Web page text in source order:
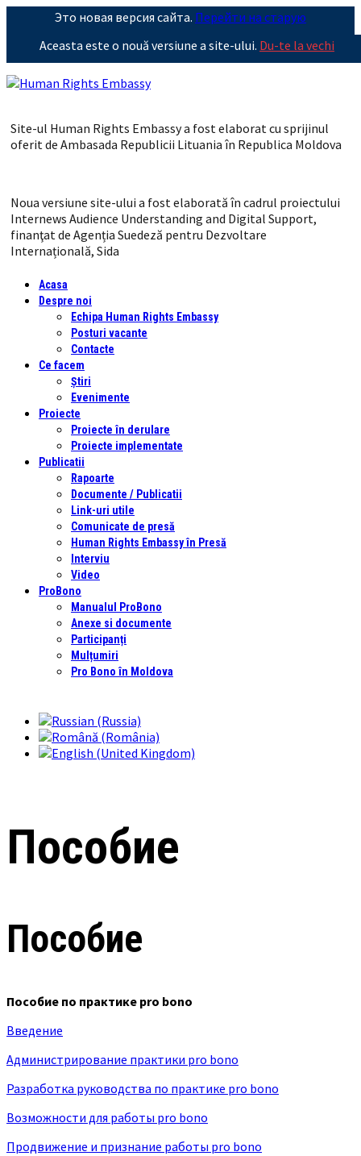
Это новая версия сайта. Перейти на старую
Aceasta este o nouă versiune a site-ului. Du-te la vechi
Site-ul Human Rights Embassy a fost elaborat cu sprijinul
oferit de Ambasada Republicii Lituania în Republica Moldova
Noua versiune site-ului a fost elaborată în cadrul proiectului
Internews Audience Understanding and Digital Support,
finanţat de Agenția Suedeză pentru Dezvoltare
Internațională, Sida
Acasa
Despre noi
Echipa Human Rights Embassy
Posturi vacante
Contacte
Ce facem
Știri
Evenimente
Proiecte
Proiecte în derulare
Proiecte implementate
Publicatii
Rapoarte
Documente / Publicatii
Link-uri utile
Comunicate de presă
Human Rights Embassy în Presă
Interviu
Video
ProBono
Manualul ProBono
Anexe si documente
Participanți
Mulțumiri
Pro Bono în Moldova
Пособие
Пособие
Пособие по практике pro bono
Введение
Администрирование практики pro bono
Разработка руководства по практике pro bono
Возможности для работы pro bono
Продвижение и признание работы pro bono